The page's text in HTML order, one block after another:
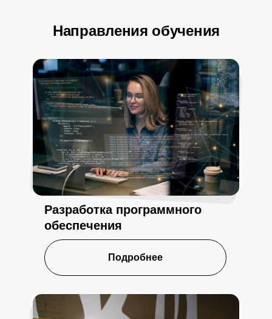
Направления обучения
Разработка программного
обеспечения
Подробнее